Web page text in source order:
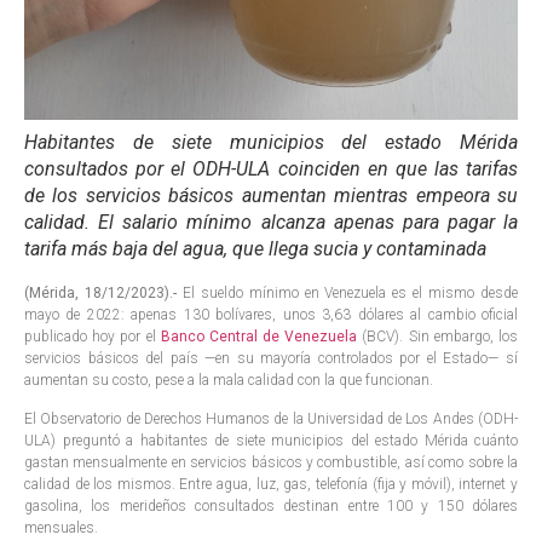
Habitantes de siete municipios del estado Mérida
consultados por el ODH-ULA coinciden en que las tarifas
de los servicios básicos aumentan mientras empeora su
calidad. El salario mínimo alcanza apenas para pagar la
tarifa más baja del agua, que llega sucia y contaminada
(Mérida, 18/12/2023).-El sueldo mínimo en Venezuela es el mismo desde
mayo de 2022: apenas 130 bolívares, unos 3,63 dólares al cambio oficial
publicado hoy por el
Banco Central de Venezuela (BCV). Sin embargo, los
servicios básicos del país —en su mayoría controlados por el Estado— sí
aumentan su costo, pese a la mala calidad con la que funcionan.
El Observatorio de Derechos Humanos de la Universidad de Los Andes (ODH-
ULA) preguntó a habitantes de siete municipios del estado Mérida cuánto
gastan mensualmente en servicios básicos y combustible, así como sobre la
calidad de los mismos. Entre agua, luz, gas, telefonía (fija y móvil), internet y
gasolina, los merideños consultados destinan entre 100 y 150 dólares
mensuales.